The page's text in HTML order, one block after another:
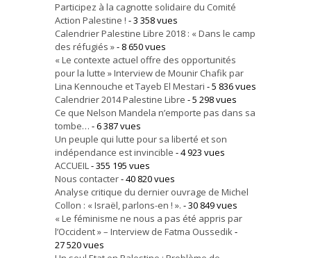
Participez à la cagnotte solidaire du Comité
Action Palestine ! - 3 358 vues
Calendrier Palestine Libre 2018 : « Dans le camp
des réfugiés »- 8 650 vues
« Le contexte actuel offre des opportunités
pour la lutte » Interview de Mounir Chafik par
Lina Kennouche et Tayeb El Mestari - 5 836 vues
Calendrier 2014 Palestine Libre - 5 298 vues
Ce que Nelson Mandela n’emporte pas dans sa
tombe… - 6 387 vues
Un peuple qui lutte pour sa liberté et son
indépendance est invincible - 4 923 vues
ACCUEIL- 355 195 vues
Nous contacter- 40 820 vues
Analyse critique du dernier ouvrage de Michel
Collon : « Israël, parlons-en ! ». - 30 849 vues
« Le féminisme ne nous a pas été appris par
l’Occident » – Interview de Fatma Oussedik-
27 520 vues